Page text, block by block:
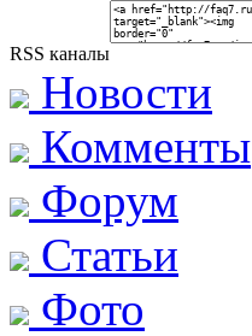
RSS каналы
Новости
Комменты
Форум
Статьи
Фото